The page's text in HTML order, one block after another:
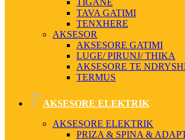
TIGANË
TAVA GATIMI
TENXHERE
AKSESOR
AKSESORE GATIMI
LUGE/ PIRUNJ/ THIKA
AKSESORE TE
TERMUS
AKSESORE ELEKTRIK
AKSESORE ELEKTRIK
PRIZA & SPINA &